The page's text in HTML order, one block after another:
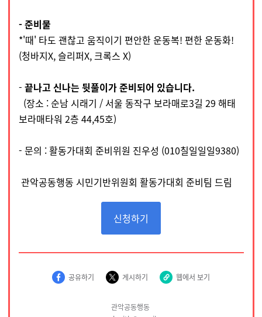
- 준비물
*'때' 타도 괜찮고 움직이기 편안한 운동복! 편한 운동화!
(청바지X, 슬리퍼X, 크록스 X)
- 끝나고 신나는 뒷풀이가 준비되어 있습니다.
(장소 : 순남 시래기 / 서울 동작구 보라매로3길 29 해태
보라매타워 2층 44,45호)
- 문의 : 활동가대회 준비위원 진우성 (010칠일일일9380)
관악공동행동 시민기반위원회 활동가대회 준비팀 드림
신청하기
공유하기 게시하기 웹에서 보기
관악공동행동